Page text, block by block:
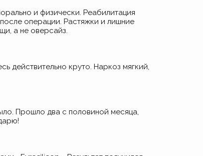
и физически. Реабилитация
операции. Растяжки и лишние
а не оверсайз.
действительно круто. Наркоз мягкий,
Прошло два с половиной месяца,